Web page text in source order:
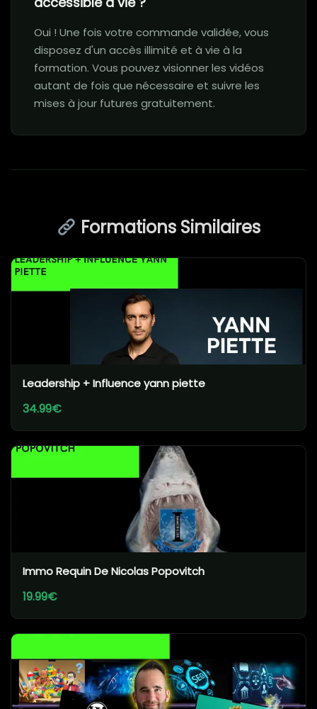
Oui ! Une fois votre commande validée, vous
disposez d'un accès illimité et à vie à la
formation. Vous pouvez visionner les vidéos
autant de fois que nécessaire et suivre les
mises à jour futures gratuitement.
Formations Similaires
Leadership + Influence yann piette
34.99€
Immo Requin De Nicolas Popovitch
19.99€